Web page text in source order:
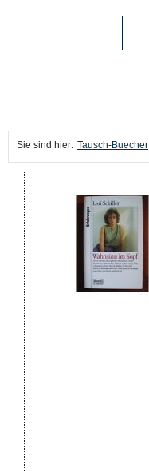
Sie sind hier: Tausch-Buecher